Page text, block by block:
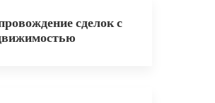
сделок с